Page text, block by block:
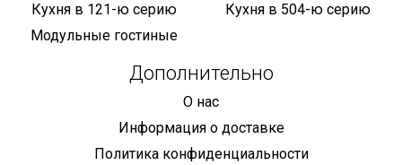
Кухня в 121-ю серию
Кухня в 504-ю серию
Модульные гостиные
Дополнительно
О нас
Информация о доставке
Политика конфиденциальности